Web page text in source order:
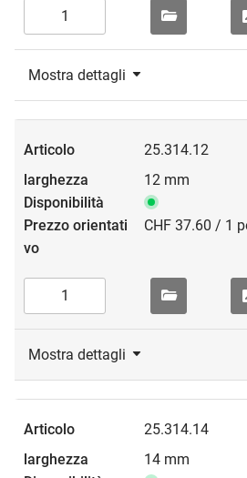
Mostra dettagli
25.314.12
12 mm
CHF 37.60 / 1
Mostra dettagli
25.314.14
14 mm